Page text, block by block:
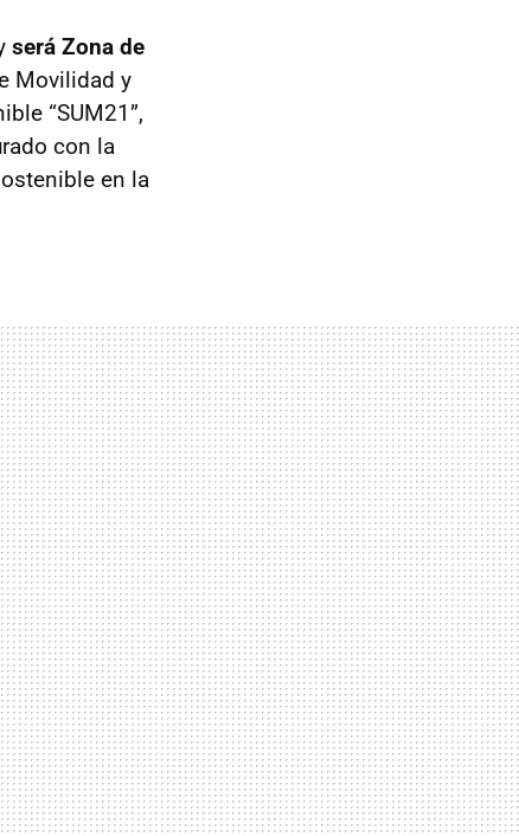
será Zona de
Movilidad y
“SUM21”,
con la
en la